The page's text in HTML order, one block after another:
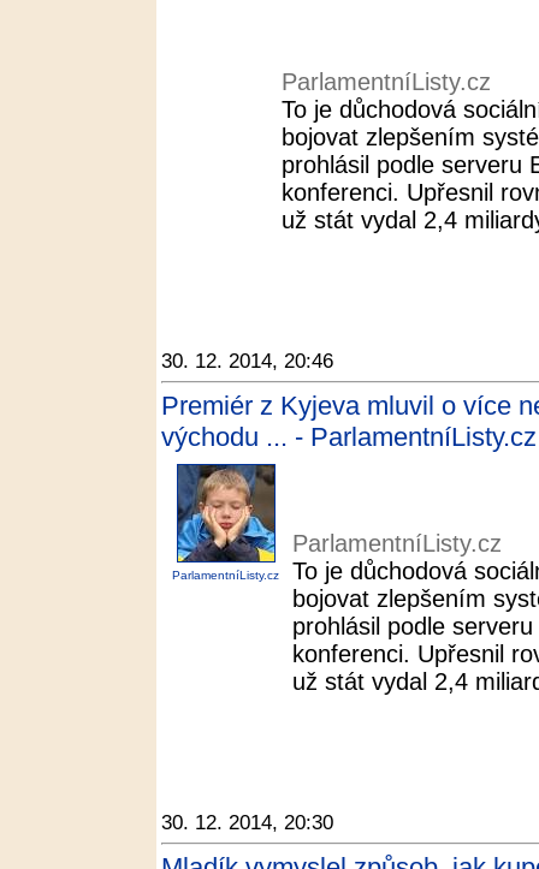
ParlamentníListy.cz
To je důchodová
bojovat zlepšením
prohlásil podle serveru
konferenci. Upřesnil
už stát vydal 2,4
30. 12. 2014, 20:46
Premiér z Kyjeva mluvil o více
východu ... - ParlamentníListy.cz
ParlamentníListy.cz
ParlamentníListy.cz
To je důchodová
bojovat zlepšením
prohlásil podle
konferenci. Upřesnil
už stát vydal 2,4
30. 12. 2014, 20:30